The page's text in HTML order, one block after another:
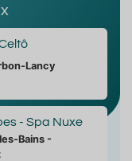
Lancy
- Spa Nuxe
Bains -